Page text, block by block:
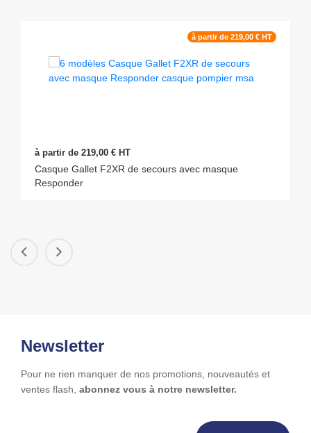
à partir de 219,00 € HT
à partir de 219,00 € HT
Casque Gallet F2XR de secours avec masque
Responder
Newsletter
Pour ne rien manquer de nos promotions, nouveautés et
ventes flash, abonnez vous à notre newsletter.